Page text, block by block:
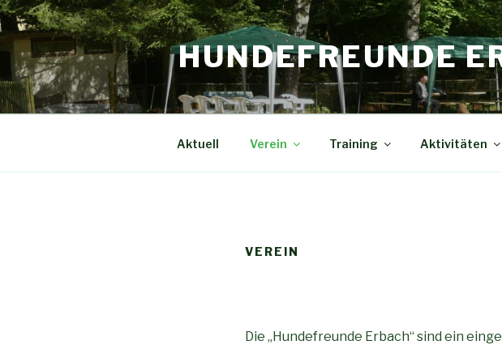
HUNDEFREUNDE
Aktuell Verein Training Aktivitäten
VEREIN
Die „Hundefreunde Erbach“ sind ein